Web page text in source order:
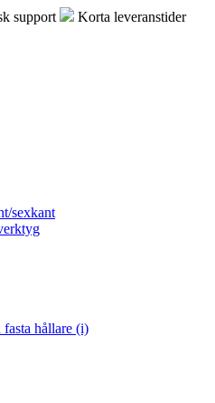
support
Korta leveranstider
sexkant
hållare (i)